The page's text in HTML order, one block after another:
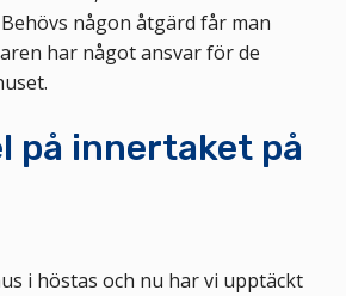
någon åtgärd får man
har något ansvar för de
på innertaket på
i höstas och nu har vi upptäckt